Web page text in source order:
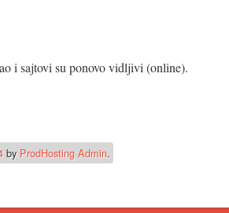
i sajtovi su ponovo vidljivi (online).
by ProdHosting Admin.